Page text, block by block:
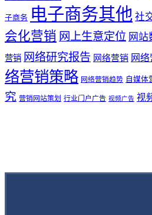
子商务 电子商务其他社
会化营销 网上生意定位 网站
营销 网络研究报告 网络营销 网
络营销策略 网络营销趋势 自媒体
究 营销网站策划 行业门户广告 视频广告 视